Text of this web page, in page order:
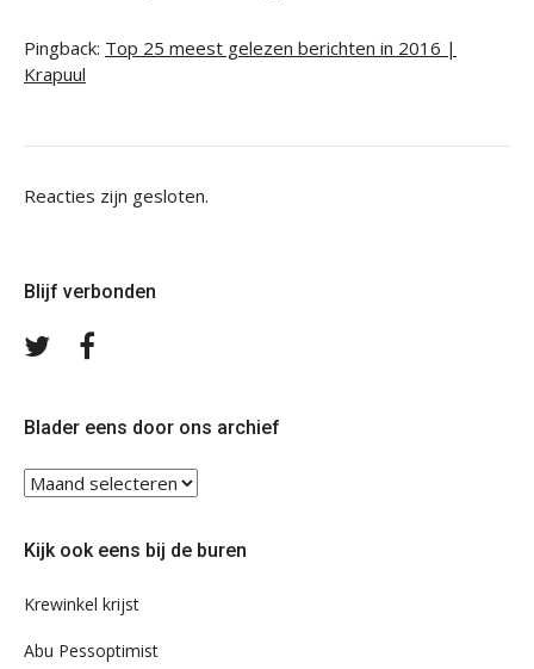
Pingback: Top 25 meest gelezen berichten in 2016 |
Krapuul
Reacties zijn gesloten.
Blijf verbonden
Volg
Blader eens door ons archief
Blader
eens
ons
Kijk ook eens bij de buren
Krewinkel krijst
Abu Pessoptimist